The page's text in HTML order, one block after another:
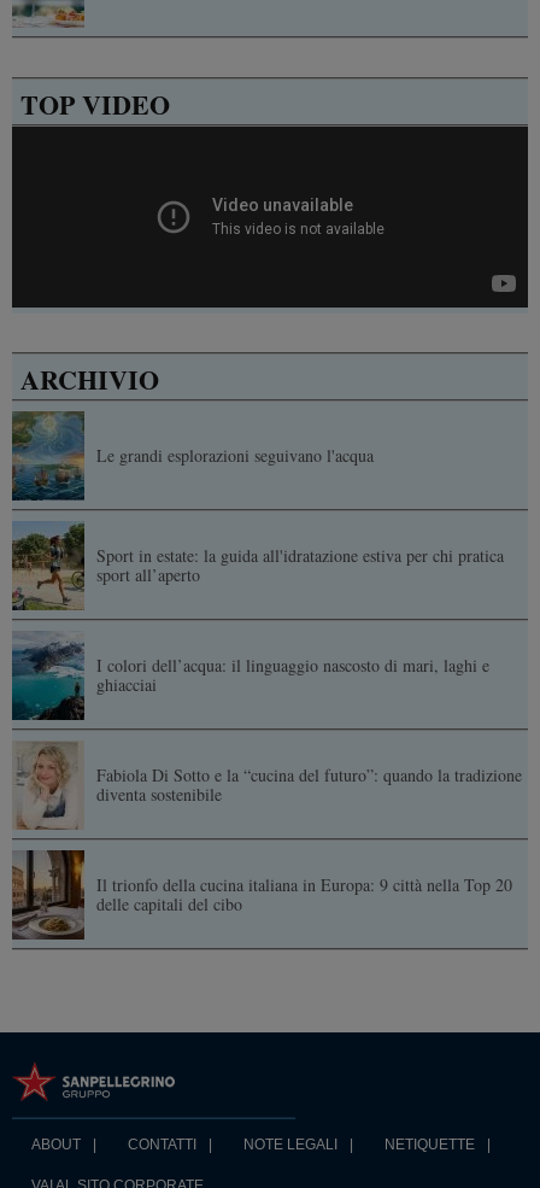
TOP VIDEO
ARCHIVIO
Le grandi esplorazioni seguivano l'acqua
Sport in estate: la guida all'idratazione estiva per chi pratica
sport all’aperto
I colori dell’acqua: il linguaggio nascosto di mari, laghi e
ghiacciai
Fabiola Di Sotto e la “cucina del futuro”: quando la tradizione
diventa sostenibile
Il trionfo della cucina italiana in Europa: 9 città nella Top 20
delle capitali del cibo
ABOUT CONTATTI NOTE LEGALI NETIQUETTE